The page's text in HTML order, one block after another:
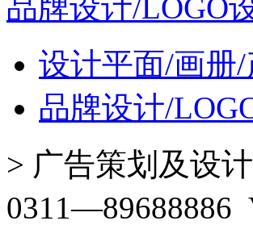
品牌设计/LOGO
设计平面/画册
品牌设计/
> 广告策划及设
0311—89688886